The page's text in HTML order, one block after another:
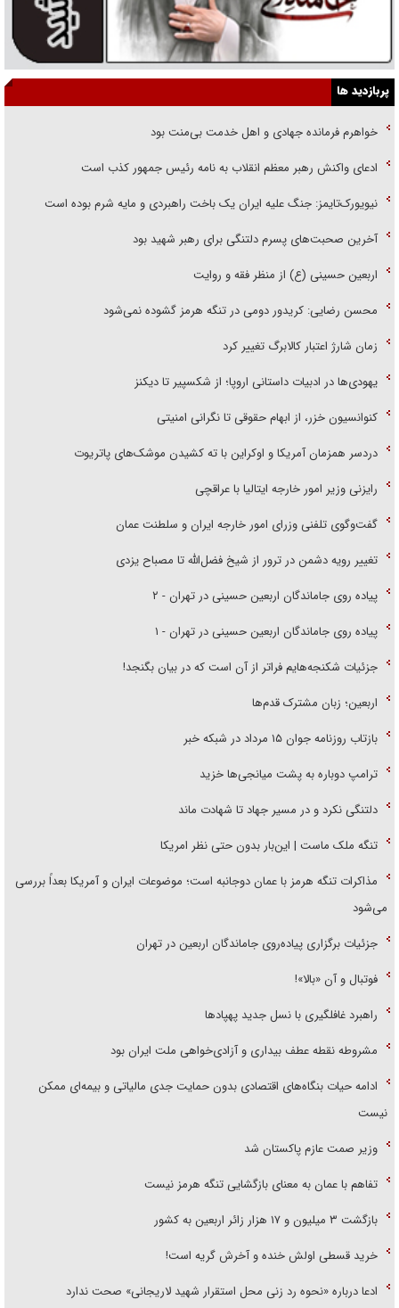
پربازدید ها
خواهرم فرمانده جهادی و اهل خدمت بی‌منت بود
ادعای واکنش رهبر معظم انقلاب به نامه رئیس جمهور کذب است
نیویورک‌تایمز: جنگ علیه ایران یک باخت راهبردی و مایه شرم بوده است
آخرین صحبت‌های پسرم دلتنگی برای رهبر شهید بود
اربعین حسینی (ع) از منظر فقه و روایت
محسن رضایی: کریدور دومی در تنگه هرمز گشوده نمی‌شود
زمان شارژ اعتبار کالابرگ تغییر کرد
یهودی‌ها در ادبیات داستانی اروپا؛ از شکسپیر تا دیکنز
کنوانسیون خزر، از ابهام حقوقی تا نگرانی امنیتی
دردسر همزمان آمریکا و اوکراین با ته کشیدن موشک‌های پاتریوت
رایزنی وزیر امور خارجه ایتالیا با عراقچی
گفت‌وگوی تلفنی وزرای امور خارجه ایران و سلطنت عمان
تغییر رویه دشمن در ترور از شیخ فضل‌الله تا مصباح یزدی
پیاده روی جاماندگان اربعین حسینی در تهران - ۲
پیاده روی جاماندگان اربعین حسینی در تهران - ۱
جزئیات شکنجه‌هایم فراتر از آن است که در بیان بگنجد!
اربعین؛ زبان مشترک قدم‌ها
بازتاب روزنامه جوان ۱۵ مرداد در شبکه خبر
ترامپ دوباره به پشت میانجی‌ها خزید
دلتنگی نکرد و در مسیر جهاد تا شهادت ماند
تنگه ملک ماست | این‌بار بدون حتی نظر امریکا
مذاکرات تنگه هرمز با عمان دوجانبه است؛ موضوعات ایران و آمریکا بعداً بررسی
می‌شود
جزئیات برگزاری پیاده‌روی جاماندگان اربعین در تهران
فوتبال و آن «بالا»!
راهبرد غافلگیری با نسل جدید پهپاد‌ها
مشروطه نقطه عطف بیداری و آزادی‌خواهی ملت ایران بود
ادامه حیات بنگاه‌های اقتصادی بدون حمایت جدی مالیاتی و بیمه‌ای ممکن
نیست
وزیر صمت عازم پاکستان شد
تفاهم با عمان به معنای بازگشایی تنگه هرمز نیست
بازگشت ۳ میلیون و ۱۷ هزار زائر اربعین به کشور
خرید قسطی اولش خنده و آخرش گریه است!
ادعا درباره «نحوه رد زنی محل استقرار شهید لاریجانی» صحت ندارد